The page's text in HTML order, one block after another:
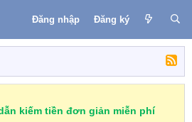
Đăng nhập Đăng ký
kiếm tiền đơn giản miễn phí